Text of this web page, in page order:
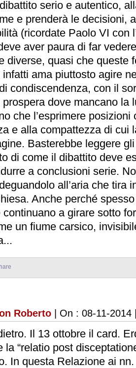
serio e autentico,
e prenderà le decisioni,
(ricordate Paolo VI con
aver paura di far
diverse, quasi che queste
infatti ama piuttosto agire
condiscendenza, con il
dove mancano la
che l’esprimere
e alla compattezza di cui
Basterebbe leggere
di come il dibattito deve
a conclusioni serie.
all’aria che tira
Anche perché
continuano a girare sotto
un fiume carsico,
Roberto | On : 08-11-
Il 13 ottobre il card.
la “relatio post
In questa Relazione ai